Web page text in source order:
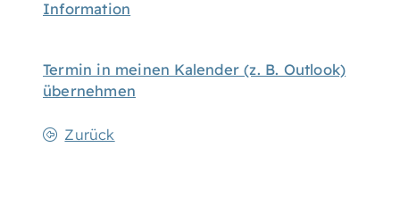
Information
Termin in meinen Kalender (z. B. Outlook)
übernehmen
Zurück